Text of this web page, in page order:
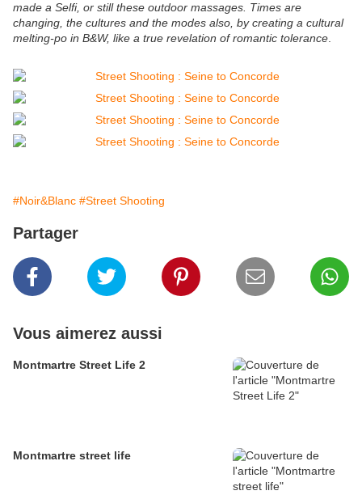
made a Selfi, or still these outdoor massages. Times are
changing, the cultures and the modes also, by creating a cultural
melting-po in B&W, like a true revelation of romantic tolerance
#Noir&Blanc #Street Shooting
Partager
Vous aimerez aussi
Montmartre Street Life 2
Montmartre street life